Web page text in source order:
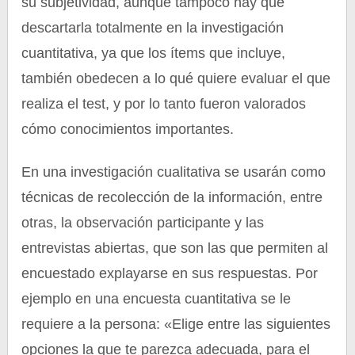
descartarla totalmente en la investigación
cuantitativa, ya que los ítems que incluye,
también obedecen a lo qué quiere evaluar el que
realiza el test, y por lo tanto fueron valorados
cómo conocimientos importantes.
En una investigación cualitativa se usarán como
técnicas de recolección de la información, entre
otras, la observación participante y las
entrevistas abiertas, que son las que permiten al
encuestado explayarse en sus respuestas. Por
ejemplo en una encuesta cuantitativa se le
requiere a la persona: «Elige entre las siguientes
opciones la que te parezca adecuada, para el